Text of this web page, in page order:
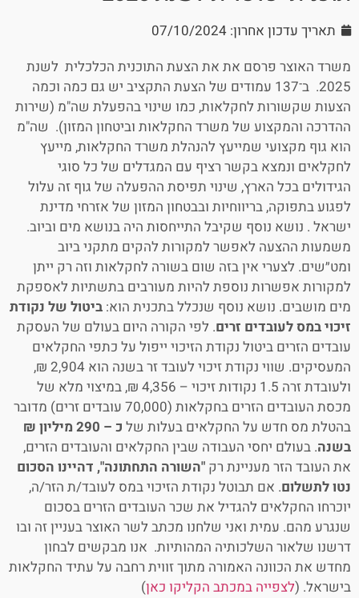
תאריך עדכון אחרון: 07/10/2024
משרד האוצר פרסם את את הצעת התוכנית הכלכלית לשנת
2025. ב־137 עמודים של הצעת התקציב יש גם כמה וכמה
הצעות שקשורות לחקלאות, כמו שינוי בהפעלת שה"מ (שירות
ההדרכה והמקצוע של משרד החקלאות וביטחון המזון). שה"מ
הוא גוף מקצועי שמייעץ להנהלת משרד החקלאות, מייעץ
לחקלאים ונמצא בקשר רציף עם המגדלים של כל סוגי
הגידולים בכל הארץ, שינוי תפיסת ההפעלה של גוף זה עלול
לפגוע בתפוקה, בריווחיות ובבטחון המזון של אזרחי מדינת
ישראל . נושא נוסף שקיבל התייחסות היה בנושא מים וביוב.
משמעות ההצעה לאפשר למקורות להקים מתקני ביוב
ומט״שים. לצערי אין בזה שום בשורה לחקלאות וזה רק ייתן
למקורות אפשרות נוספת להיות מעורבים בתשתיות לאספקת
מים מושבים. נושא נוסף שנכלל בתכנית הוא: ביטול של נקודת
זיכוי במס לעובדים זרים. לפי הקורה היום בעולם של העסקת
עובדים הזרים ביטול נקודת הזיכוי ייפול על כתפי החקלאים
המעסיקים. שווי נקודת זיכוי לעובד זר בשנה הוא 2,904 ₪,
ולעובדת זרה 1.5 נקודות זיכוי – 4,356 ₪, במיצוי מלא של
מכסת העובדים הזרים בחקלאות (70,000 עובדים זרים) מדובר
בהטלת מס חדש על החקלאים בעלות של
כ – 290 מיליון ₪
בשנה. בעולם יחסי העבודה שבין החקלאים והעובדים הזרים,
את העובד הזר מעניינת רק "השורה התחתונה", דהיינו הסכום
נטו לתשלום. אם תבוטל נקודת הזיכוי במס לעובד/ת הזר/ה,
יוכרחו החקלאים להגדיל את שכר העובדים הזרים בסכום
שנגרע מהם. עמית ואני שלחנו מכתב לשר האוצר בעניין זה ובו
דרשנו שלאור השלכותיה המהותיות. אנו מבקשים לבחון
מחדש את הכוונה האמורה מתוך זווית רחבה על עתיד החקלאות
בישראל. (לצפייה במכתב הקליקו כאן)